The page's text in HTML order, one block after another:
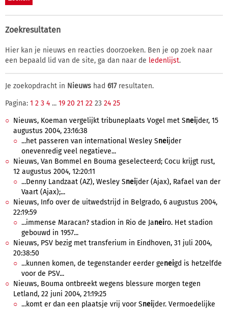
Zoekresultaten
Hier kan je nieuws en reacties doorzoeken. Ben je op zoek naar
een bepaald lid van de site, ga dan naar de ledenlijst.
Je zoekopdracht in Nieuws had 617resultaten.
Pagina: 1 2 3 4 ... 19 20 21 22 23 24 25
Nieuws, Koeman vergelijkt tribuneplaats Vogel met Sneijder, 15
augustus 2004, 23:16:38
...het passeren van international Wesley Sneijder
onevenredig veel negatieve...
Nieuws, Van Bommel en Bouma geselecteerd; Cocu krijgt rust,
12 augustus 2004, 12:20:11
...Denny Landzaat (AZ), Wesley Sneijder (Ajax), Rafael van der
Vaart (Ajax);...
Nieuws, Info over de uitwedstrijd in Belgrado, 6 augustus 2004,
22:19:59
...immense Maracan? stadion in Rio de Janeiro. Het stadion
gebouwd in 1957...
Nieuws, PSV bezig met transferium in Eindhoven, 31 juli 2004,
20:38:50
...kunnen komen, de tegenstander eerder geneigd is hetzelfde
voor de PSV...
Nieuws, Bouma ontbreekt wegens blessure morgen tegen
Letland, 22 juni 2004, 21:19:25
...komt er dan een plaatsje vrij voor Sneijder. Vermoedelijke